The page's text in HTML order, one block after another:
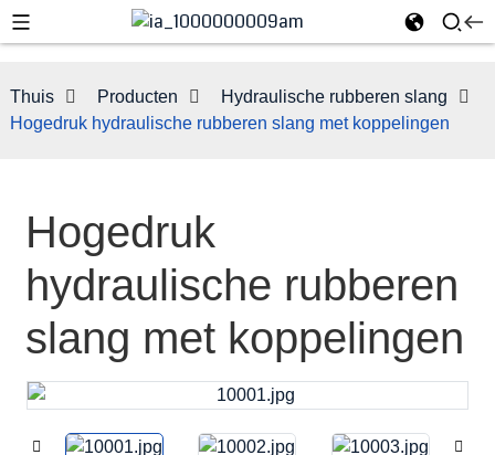
Thuis Producten
Hydraulische rubberen slang
Hogedruk hydraulische rubberen slang met koppelingen
Hogedruk
hydraulische rubberen
slang met koppelingen